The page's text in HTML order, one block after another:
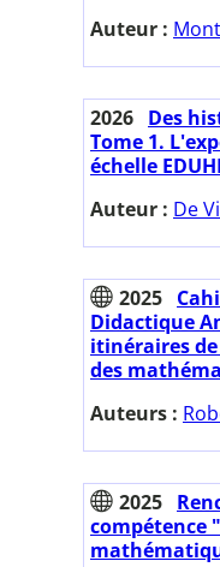
Auteur :
2026 Des
Tome 1.
échelle
Auteur : De
2025
Didactique
itinéraires
des
Auteurs :
2025
compétence